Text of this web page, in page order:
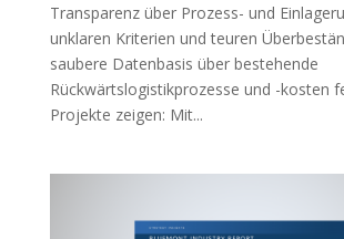
Transparenz über Prozess- und
unklaren Kriterien und teuren
saubere Datenbasis über bestehende
Rückwärtslogistikprozesse und -kosten
Projekte zeigen: Mit...